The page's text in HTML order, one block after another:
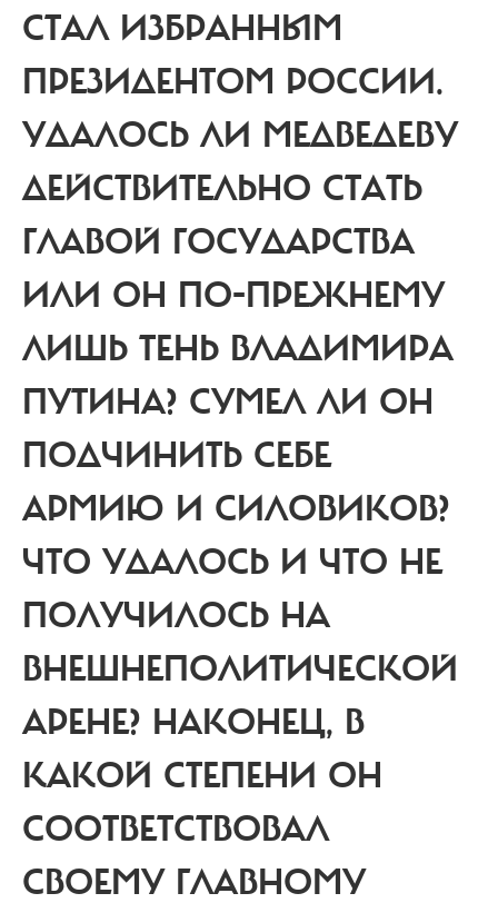
СТАЛ ИЗБРАННЫМ
ПРЕЗИДЕНТОМ РОССИИ.
УДАЛОСЬ ЛИ МЕДВЕДЕВУ
ДЕЙСТВИТЕЛЬНО СТАТЬ
ГЛАВОЙ ГОСУДАРСТВА
ИЛИ ОН ПО-ПРЕЖНЕМУ
ЛИШЬ ТЕНЬ ВЛАДИМИРА
ПУТИНА? СУМЕЛ ЛИ ОН
ПОДЧИНИТЬ СЕБЕ
АРМИЮ И СИЛОВИКОВ?
ЧТО УДАЛОСЬ И ЧТО НЕ
ПОЛУЧИЛОСЬ НА
ВНЕШНЕПОЛИТИЧЕСКОЙ
АРЕНЕ? НАКОНЕЦ, В
КАКОЙ СТЕПЕНИ ОН
СООТВЕТСТВОВАЛ
СВОЕМУ ГЛАВНОМУ